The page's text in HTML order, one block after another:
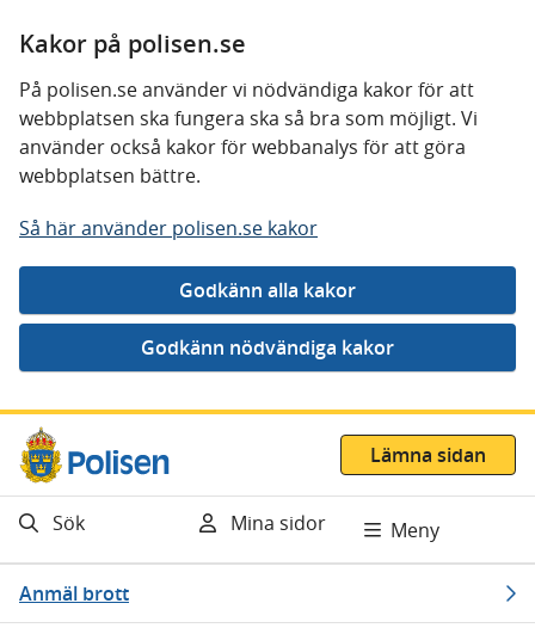
Kakor på polisen.se
På polisen.se använder vi nödvändiga kakor för att
webbplatsen ska fungera ska så bra som möjligt. Vi
använder också kakor för webbanalys för att göra
webbplatsen bättre.
Så här använder polisen.se kakor
Gå direkt till innehåll
Lämna sidan
Sök Mina sidor Meny
Anmäl brott